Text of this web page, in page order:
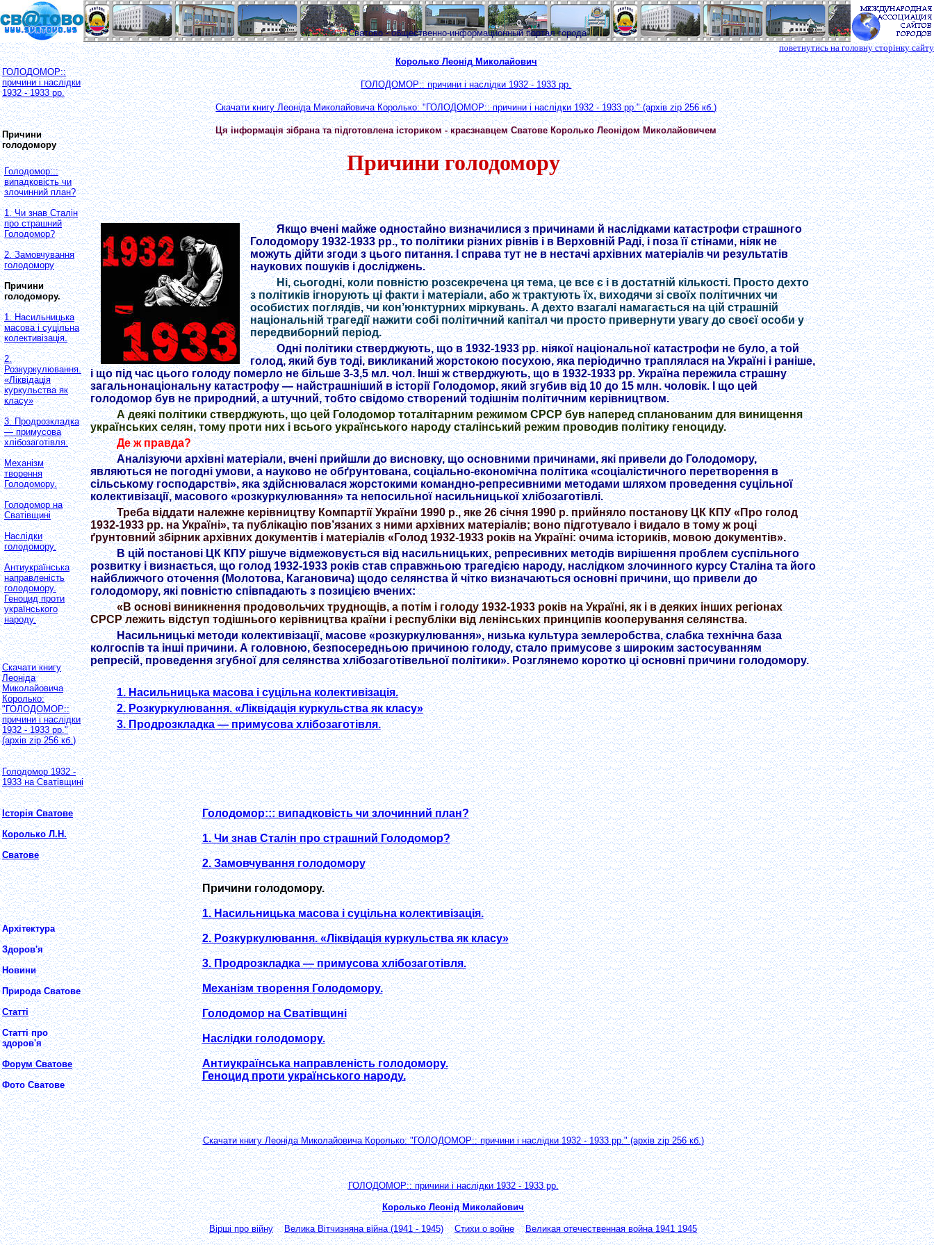
Сватово - общественно-информационный портал города
поветнутись на головну сторінку сайту
ГОЛОДОМОР::
причини і наслідки
1932 - 1933 рр.
Причини
голодомору
Голодомор:::
випадковість чи
злочинний план?
1. Чи знав Сталін
про страшний
Голодомор?
2. Замовчування
голодомору
Причини
голодомору.
1. Насильницька
масова і суцільна
колективізація.
2.
Розкуркулювання.
«Ліквідація
куркульства як
класу»
3. Продрозкладка
— примусова
хлібозаготівля.
Механізм
творення
Голодомору.
Голодомор на
Сватiвщинi
Наслідки
голодомору.
Антиукраїнська
направленість
голодомору.
Геноцид проти
українського
народу.
Скачати книгу
Леоніда
Миколайовича
Королько:
"ГОЛОДОМОР::
причини і наслідки
1932 - 1933 рр."
(архівzip 256кб.)
Голодомор 1932 -
1933 на Сватівщині
Історія Сватове
Королько Л.Н.
Сватове
Архітектура
Здоров'я
Новини
Природа Сватове
Статті
Статті про
здоров'я
Форум Сватове
Фото Сватове
Королько Леонід Миколайович
ГОЛОДОМОР:: причини і наслідки 1932 - 1933 рр.
Скачати книгу Леоніда Миколайовича Королько: "ГОЛОДОМОР:: причини і наслідки 1932 - 1933 рр." (архівzip 256кб.)
Ця інформація зібрана та підготовлена істориком - краєзнавцем Сватове Королько Леонідом Миколайовичем
Причини голодомору
Якщо вчені майже одностайно визначилися з причинами й наслідками катастрофи страшного
Голодомору 1932-1933 рр., то політики різних рівнів і в Верховній Раді, і поза її стінами, ніяк не
можуть дійти згоди з цього питання. І справа тут не в нестачі архівних матеріалів чи результатів
наукових пошуків і досліджень.
Ні, сьогодні, коли повністю розсекречена ця тема, це все є і в достатній кількості. Просто дехто
з політиків ігнорують ці факти і матеріали, або ж трактують їх, виходячи зі своїх політичних чи
особистих поглядів, чи кон’юнктурних міркувань. А дехто взагалі намагається на цій страшній
національній трагедії нажити собі політичний капітал чи просто привернути увагу до своєї особи у
передвиборний період.
Одні політики стверджують, що в 1932-1933 рр. ніякої національної катастрофи не було, а той
голод, який був тоді, викликаний жорстокою посухою, яка періодично траплялася на Україні і раніше,
і що під час цього голоду померло не більше 3-3,5 мл. чол. Інші ж стверджують, що в 1932-1933 рр. Україна пережила страшну
загальнонаціональну катастрофу — найстрашніший в історії Голодомор, який згубив від 10 до 15 млн. чоловік. І що цей
голодомор був не природний, а штучний, тобто свідомо створений тодішнім політичним керівництвом.
А деякі політики стверджують, що цей Голодомор тоталітарним режимом СРСР був наперед спланованим для винищення
українських селян, тому проти них і всього українського народу сталінський режим проводив політику геноциду.
Де ж правда?
Аналізуючи архівні матеріали, вчені прийшли до висновку, що основними причинами, які привели до Голодомору,
являються не погодні умови, а науково не обґрунтована, соціально-економічна політика «соціалістичного перетворення в
сільському господарстві», яка здійснювалася жорстокими командно-репресивними методами шляхом проведення суцільної
колективізації, масового «розкуркулювання» та непосильної насильницької хлібозаготівлі.
Треба віддати належне керівництву Компартії України 1990 р., яке 26 січня 1990 р. прийняло постанову ЦК КПУ «Про голод
1932-1933 рр. на Україні», та публікацію пов’язаних з ними архівних матеріалів; воно підготувало і видало в тому ж році
ґрунтовний збірник архівних документів і матеріалів «Голод 1932-1933 років на Україні: очима істориків, мовою документів».
В цій постанові ЦК КПУ рішуче відмежовується від насильницьких, репресивних методів вирішення проблем суспільного
розвитку і визнається, що голод 1932-1933 років став справжньою трагедією народу, наслідком злочинного курсу Сталіна та його
найближчого оточення (Молотова, Кагановича) щодо селянства й чітко визначаються основні причини, що привели до
голодомору, які повністю співпадають з позицією вчених:
«В основі виникнення продовольчих труднощів, а потім і голоду 1932-1933 років на Україні, як і в деяких інших регіонах
СРСР лежить відступ тодішнього керівництва країни і республіки від ленінських принципів кооперування селянства.
Насильницькі методи колективізації, масове «розкуркулювання», низька культура землеробства, слабка технічна база
колгоспів та інші причини. А головною, безпосередньою причиною голоду, стало примусове з широким застосуванням
репресій, проведення згубної для селянства хлібозаготівельної політики». Розглянемо коротко ці основні причини голодомору.
1. Насильницька масова і суцільна колективізація.
2. Розкуркулювання. «Ліквідація куркульства як класу»
3. Продрозкладка — примусова хлібозаготівля.
Голодомор::: випадковість чи злочинний план?
1. Чи знав Сталін про страшний Голодомор?
2. Замовчування голодомору
Причини голодомору.
1. Насильницька масова і суцільна колективізація.
2. Розкуркулювання. «Ліквідація куркульства як класу»
3. Продрозкладка — примусова хлібозаготівля.
Механізм творення Голодомору.
Голодомор на Сватiвщинi
Наслідки голодомору.
Антиукраїнська направленість голодомору.
Геноцид проти українського народу.
Скачати книгу Леоніда Миколайовича Королько: "ГОЛОДОМОР:: причини і наслідки 1932 - 1933 рр." (архівzip 256кб.)
ГОЛОДОМОР:: причини і наслідки 1932 - 1933 рр.
Королько Леонід Миколайович
Вірші про війну Велика Вітчизняна війна (1941 - 1945) Стихи о войне Великая отечественная война 1941 1945